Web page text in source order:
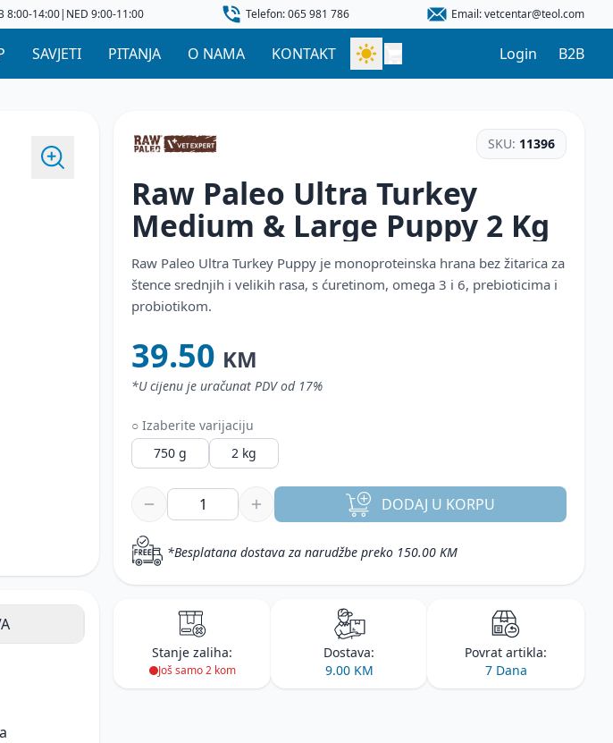
8:00-14:00|NED 9:00-11:00 Telefon: 065 981 786 Email: vetcentar@teol.com
SAVJETI PITANJA O NAMA KONTAKT Login B2B
SKU: 11396
Raw Paleo Ultra Turkey
Medium & Large Puppy 2 Kg
Raw Paleo Ultra Turkey Puppy je monoproteinska hrana bez žitarica za
štence srednjih i velikih rasa, s ćuretinom, omega 3 i 6, prebioticima i
probiotikom.
39.50 KM
*U cijenu je uračunat PDV od 17%
○ Izaberite varijaciju
750 g
2 kg
DODAJ U KORPU
*Besplatana dostava za narudžbe preko 150.00 KM
Stanje zaliha:
Još samo 2 kom
Dostava:
9.00 KM
Povrat artikla:
7 Dana